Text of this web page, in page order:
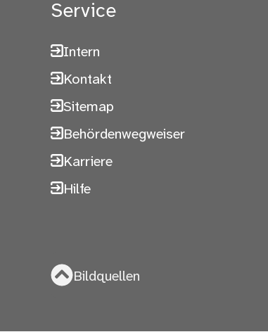
Service
Intern
Kontakt
Sitemap
Behördenwegweiser
Karriere
Hilfe
Bildquellen